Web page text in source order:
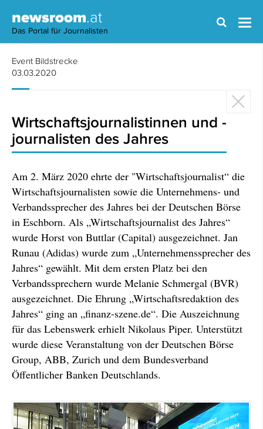
newsroom.at
Das Portal für Journalisten
Event Bildstrecke
03.03.2020
Wirtschaftsjournalistinnen und -
journalisten des Jahres
Am 2. März 2020 ehrte der "Wirtschaftsjournalist“ die
Wirtschaftsjournalisten sowie die Unternehmens- und
Verbandssprecher des Jahres bei der Deutschen Börse
in Eschborn. Als „Wirtschaftsjournalist des Jahres“
wurde Horst von Buttlar (Capital) ausgezeichnet. Jan
Runau (Adidas) wurde zum „Unternehmenssprecher des
Jahres“ gewählt. Mit dem ersten Platz bei den
Verbandssprechern wurde Melanie Schmergal (BVR)
ausgezeichnet. Die Ehrung „Wirtschaftsredaktion des
Jahres“ ging an „finanz-szene.de“. Die Auszeichnung
für das Lebenswerk erhielt Nikolaus Piper. Unterstützt
wurde diese Veranstaltung von der Deutschen Börse
Group, ABB, Zurich und dem Bundesverband
Öffentlicher Banken Deutschlands.